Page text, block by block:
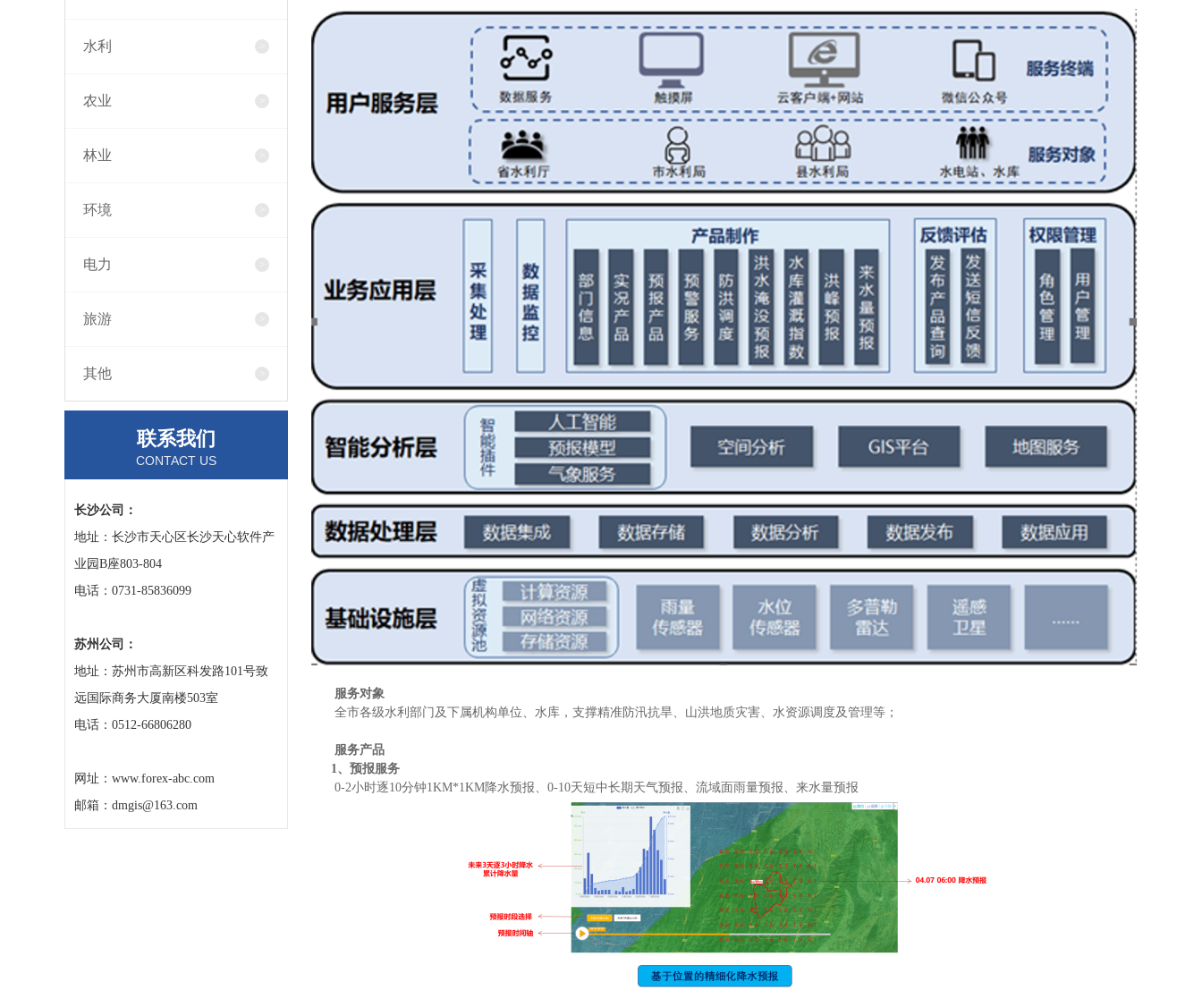
水利
农业
林业
环境
电力
旅游
其他
联系我们
CONTACT US
长沙公司：
地址：长沙市天心区长沙天心软件产
业园B座803-804
电话：0731-85836099
苏州公司：
地址：苏州市高新区科发路101号致
远国际商务大厦南楼503室
电话：0512-66806280
网址：www.forex-abc.com
邮箱：dmgis@163.com
服务对象
全市各级水利部门及下属机构单位、水库，支撑精准防汛抗旱、山洪地质灾害、水资源调度及管理等；
服务产品
1、预报服务
0-2小时逐10分钟1KM*1KM降水预报、0-10天短中长期天气预报、流域面雨量预报、来水量预报